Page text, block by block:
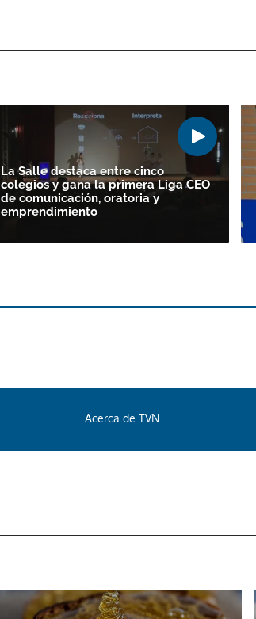
La Salle destaca entre cinco
colegios y gana la primera Liga CEO
de comunicación, oratoria y
emprendimiento
Acerca de TVN